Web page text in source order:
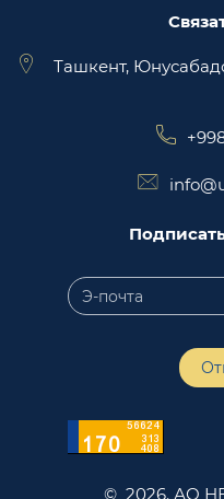
Ташкент,
© 2026. АО